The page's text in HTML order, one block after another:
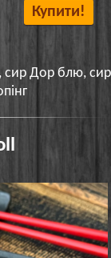
Купити!
сир Дор блю, сир